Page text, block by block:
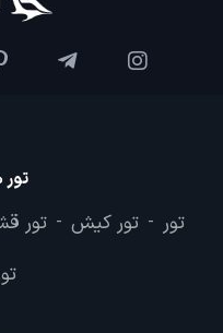
تور - تور کیش - تور